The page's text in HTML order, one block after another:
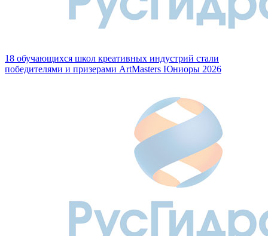
18 обучающихся школ креативных индустрий стали
победителями и призерами ArtMasters Юниоры 2026